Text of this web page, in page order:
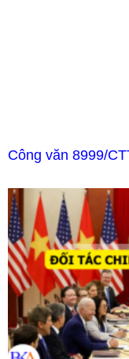
Công văn 8999/